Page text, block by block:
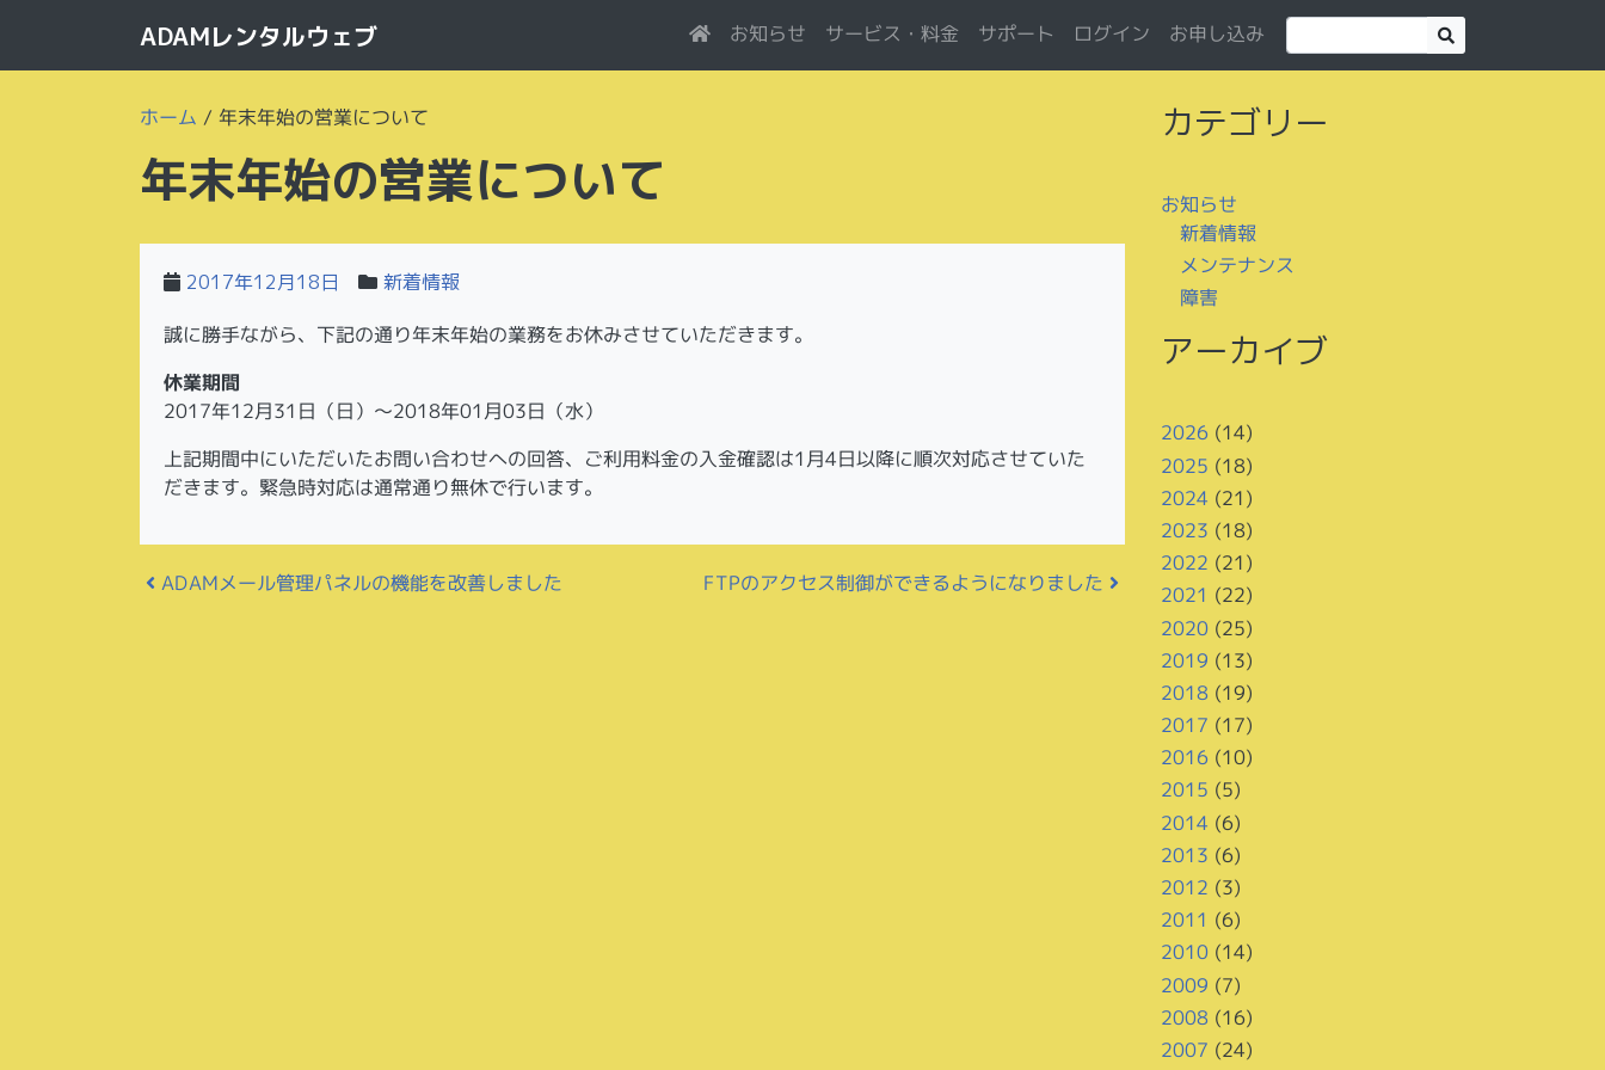
ADAMレンタルウェブ お知らせ サービス・料金 サポート ログイン お申し込み
ホーム /年末年始の営業について
年末年始の営業について
2017年12月18日 新着情報
誠に勝手ながら、下記の通り年末年始の業務をお休みさせていただきます。
休業期間
2017年12月31日（日）～2018年01月03日（水）
上記期間中にいただいたお問い合わせへの回答、ご利用料金の入金確認は1月4日以降に順次対応させていた
だきます。緊急時対応は通常通り無休で行います。
投稿ナビゲーション
ADAMメール管理パネルの機能を改善しました FTPのアクセス制御ができるようになりました
カテゴリー
お知らせ
新着情報
メンテナンス
障害
アーカイブ
2026 (14)
2025 (18)
2024 (21)
2023 (18)
2022 (21)
2021 (22)
2020(25)
2019 (13)
2018 (19)
2017 (17)
2016 (10)
2015 (5)
2014 (6)
2013 (6)
2012 (3)
2011 (6)
2010(14)
2009 (7)
2008 (16)
2007 (24)